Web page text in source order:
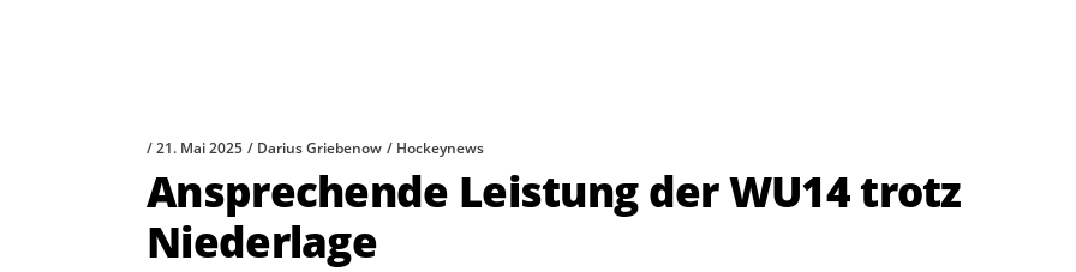
21. Mai 2025 Darius Griebenow Hockeynews
Ansprechende Leistung der WU14 trotz
Niederlage